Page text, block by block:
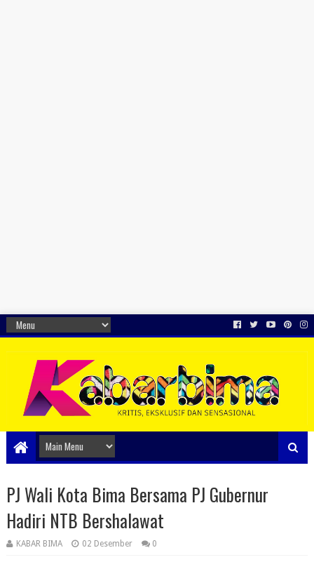
PJ Wali Kota Bima Bersama PJ Gubernur
Hadiri NTB Bershalawat
KABAR BIMA 02 Desember 0